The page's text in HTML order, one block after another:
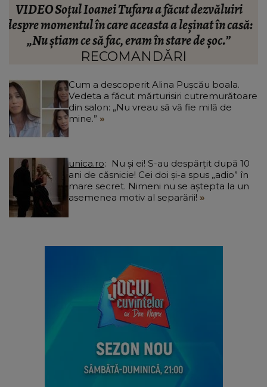
Cătălin Crișan dezvăluie motivul despărțirii de
Camelia Tabără. Ce a spus artistul despre
standardele fostei partenere: „Nu pot să...”
RECOMANDĂRI
Cum a descoperit Alina Pușcău boala.
Vedeta a făcut mărturisiri cutremurătoare
din salon: „Nu vreau să vă fie milă de
mine.”
unica.ro
ani de căsnicie! Cei doi și-a spus „adio” în
mare secret. Nimeni nu se aștepta la un
asemenea motiv al separării!